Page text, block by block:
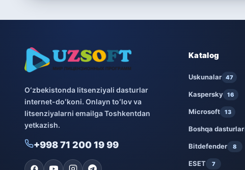
Avast
Dr.Web
Onlayn kinoteatr IVI
Oʻzbekistonda litsenziyali dasturlar
internet-doʻkoni. Onlayn toʻlov va
litsenziyalarni emailga Toshkentdan
yetkazish.
+998 71 200 19 99
Katalog
Uskunalar 47
Kaspersky 16
Microsoft 13
Boshqa dasturlar
Bitdefender 8
ESET 7